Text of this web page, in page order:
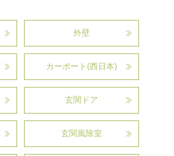
外壁
カーポート(西日本)
玄関ドア
玄関風除室